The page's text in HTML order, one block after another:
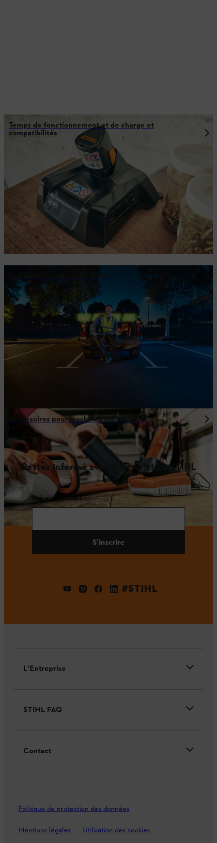
Temps de fonctionnement et de charge et
compatibilités
Système de batterie ALLPRO
Accessoires pour machines sur batterie
Restez informé avec la newsletter STIHL
Adresse E-mail
S'inscrire
#STIHL
L'Entreprise
STIHL FAQ
Contact
Politique de protection des données
Mentions légales Utilisation des cookies